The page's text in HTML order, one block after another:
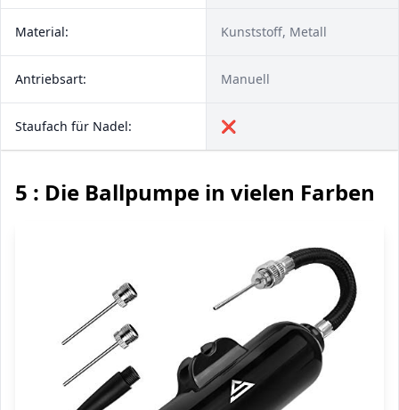
Material: Kunststoff, Metall
Antriebsart: Manuell
Staufach für Nadel: ❌
5 : Die Ballpumpe in vielen Farben